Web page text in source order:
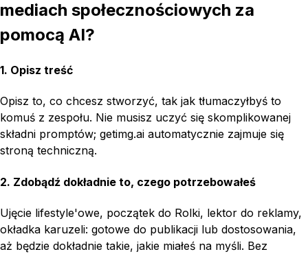
mediach społecznościowych za
pomocą AI?
1. Opisz treść
Opisz to, co chcesz stworzyć, tak jak tłumaczyłbyś to
komuś z zespołu. Nie musisz uczyć się skomplikowanej
składni promptów; getimg.ai automatycznie zajmuje się
stroną techniczną.
2. Zdobądź dokładnie to, czego potrzebowałeś
Ujęcie lifestyle'owe, początek do Rolki, lektor do reklamy,
okładka karuzeli: gotowe do publikacji lub dostosowania,
aż będzie dokładnie takie, jakie miałeś na myśli. Bez